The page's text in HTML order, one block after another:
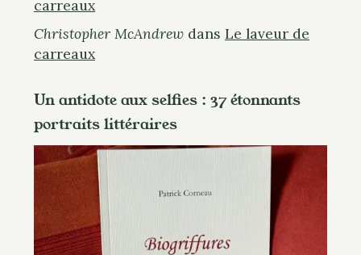
carreaux
Christopher McAndrew dans Le laveur de
carreaux
Un antidote aux selfies : 37 étonnants
portraits littéraires